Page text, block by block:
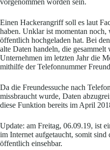
vorgenommen worden sein.
Einen Hackerangriff soll es laut
haben. Unklar ist momentan noch,
öffentlich hochgeladen hat. Bei
alte Daten handeln, die gesammelt
Unternehmen im letzten Jahr die
mithilfe der Telefonnummer
Da die Freundessuche nach
missbraucht wurde, Daten
diese Funktion bereits im April
Update: am Freitag, 06.09.19, ist
im Internet aufgetaucht, somit sind
öffentlich einsehbar.